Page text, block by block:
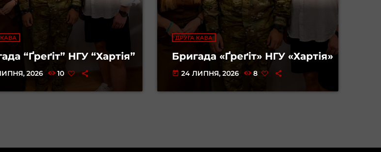
“Ґреґіт” НГУ “Хартія”
2026 10
ДРУГА КАВА
Бригада «Ґреґіт» НГУ «Хартія»
today 24 ЛИПНЯ, 2026 8